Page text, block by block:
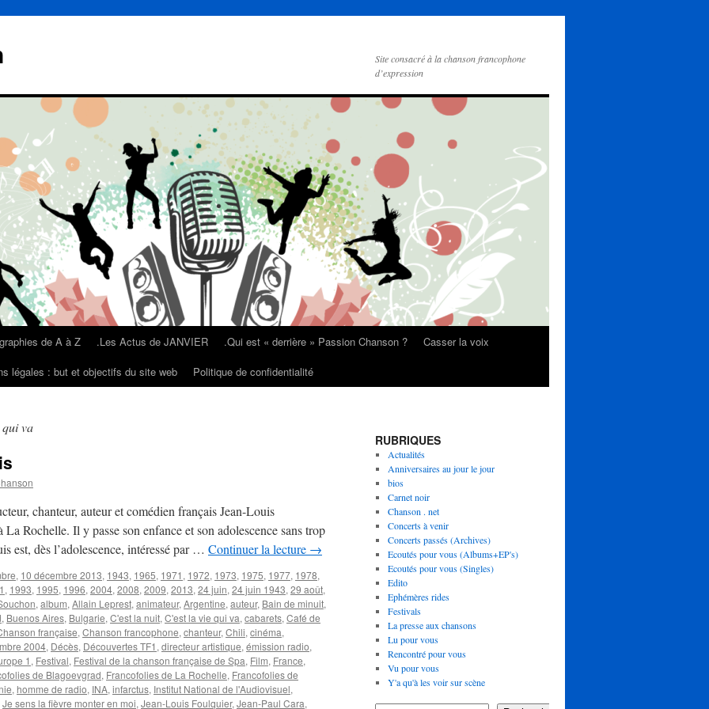
Site consacré à la chanson francophone
d’expression
de A à Z .Les Actus de JANVIER .Qui est « derrière » Passion Chanson ?
Casser la voix
légales : but et objectifs du site web Politique de confidentialité
qui va
chanteur, auteur et comédien français Jean-Louis
Rochelle. Il y passe son enfance et son adolescence sans trop
est, dès l’adolescence, intéressé par … Continuer la lecture →
, 10 décembre 2013, 1943, 1965, 1971 , 1972, 1973, 1975, 1977, 1978,
, 1993, 1995, 1996, 2004, 2008, 2009, 2013, 24 juin, 24 juin 1943, 29 août,
, album, Allain Leprest, animateur, Argentine, auteur, Bain de minuit,
, Buenos Aires, Bulgarie, C'est la nuit, C'est la vie qui va, cabarets, Café de
française, Chanson francophone, chanteur, Chili, cinéma,
2004, Décès, Découvertes TF1 , directeur artistique, émission radio,
1 , Festival, Festival de la chanson française de Spa, Film, France,
de Blagoevgrad, Francofolies de La Rochelle, Francofolies de
, homme de radio, INA, infarctus, Institut National de l'Audiovisuel,
Je sens la fièvre monter en moi, Jean-Louis Foulquier, Jean-Paul Cara,
RUBRIQUES
Actualités
Anniversaires au jour le jour
bios
Carnet noir
Chanson . net
Concerts à venir
Concerts passés (Archives)
Ecoutés pour vous (Albums+EP's)
Ecoutés pour vous (Singles)
Edito
Ephémères rides
Festivals
La presse aux chansons
Lu pour vous
Rencontré pour vous
Vu pour vous
Y'a qu'à les voir sur scène